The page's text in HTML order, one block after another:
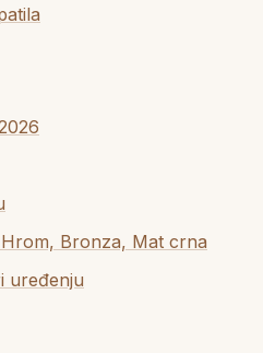
Bronza, Mat crna
uređenju